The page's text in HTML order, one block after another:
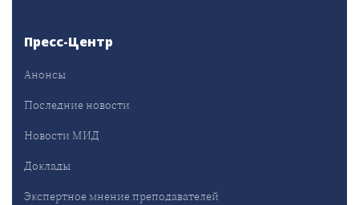
Пресс-Центр
Анонсы
Последние новости
Новости МИД
Доклады
Экспертное мнение преподавателей